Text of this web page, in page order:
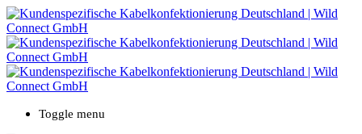
Toggle menu